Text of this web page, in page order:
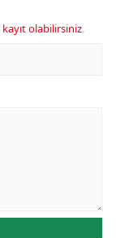
kayıt olabilirsiniz.